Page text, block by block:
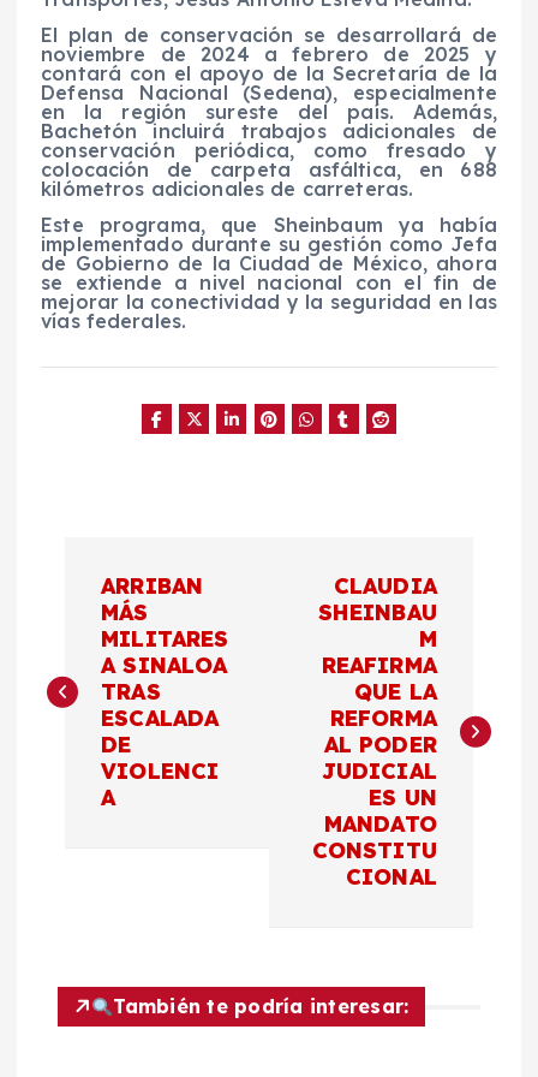
El plan de conservación se desarrollará de
noviembre de 2024 a febrero de 2025 y
contará con el apoyo de la Secretaría de la
Defensa Nacional (Sedena), especialmente
en la región sureste del país. Además,
Bachetón incluirá trabajos adicionales de
conservación periódica, como fresado y
colocación de carpeta asfáltica, en 688
kilómetros adicionales de carreteras.
Este programa, que Sheinbaum ya había
implementado durante su gestión como Jefa
de Gobierno de la Ciudad de México, ahora
se extiende a nivel nacional con el fin de
mejorar la conectividad y la seguridad en las
vías federales.
v
ó
ARRIBAN
MÁS
MILITARES
A SINALOA
TRAS
ESCALADA
DE
VIOLENCI
A
CLAUDIA
SHEINBAU
M
REAFIRMA
QUE LA
REFORMA
AL PODER
JUDICIAL
ES UN
MANDATO
CONSTITU
CIONAL
También te podría interesar: